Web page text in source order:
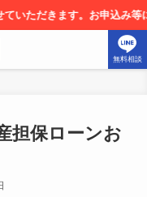
だきます。お申込み等につ
無料相談
担保ローンお